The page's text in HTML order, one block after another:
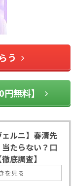
う
無料】
ェルニ】春清先
たらない？口
底調査】
を見る